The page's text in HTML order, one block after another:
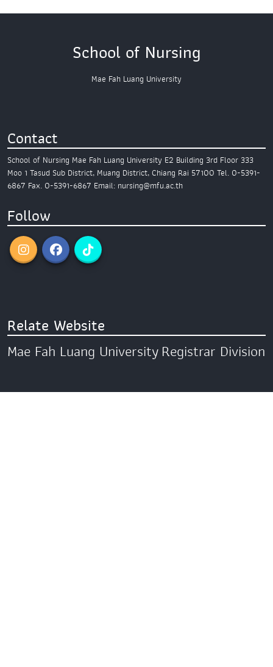
School of Nursing
Mae Fah Luang University
Contact
School of Nursing Mae Fah Luang University E2 Building 3rd Floor 333
Moo 1 Tasud Sub District, Muang District, Chiang Rai 57100 Tel. 0-5391-
6867 Fax. 0-5391-6867 Email: nursing@mfu.ac.th
Follow
Relate Website
Mae Fah Luang UniversityRegistrar Division